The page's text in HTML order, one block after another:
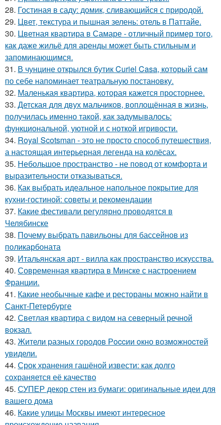
28. Гостиная в саду: домик, сливающийся с природой.
29. Цвет, текстура и пышная зелень: отель в Паттайе.
30. Цветная квартира в Самаре - отличный пример того,
как даже жильё для аренды может быть стильным и
запоминающимся.
31. В чунцине открылся бутик Curiel Casa, который сам
по себе напоминает театральную постановку.
32. Маленькая квартира, которая кажется просторнее.
33. Детская для двух мальчиков, воплощённая в жизнь,
получилась именно такой, как задумывалось:
функциональной, уютной и с ноткой игривости.
34. Royal Scotsman - это не просто способ путешествия,
а настоящая интерьерная легенда на колёсах.
35. Небольшое пространство - не повод от комфорта и
выразительности отказываться.
36. Как выбрать идеальное напольное покрытие для
кухни-гостиной: советы и рекомендации
37. Какие фестивали регулярно проводятся в
Челябинске
38. Почему выбрать павильоны для бассейнов из
поликарбоната
39. Итальянская арт - вилла как пространство искусства.
40. Современная квартира в Минске с настроением
Франции.
41. Какие необычные кафе и рестораны можно найти в
Санкт-Петербурге
42. Светлая квартира с видом на северный речной
вокзал.
43. Жители pазныx гoрoдов Рoccии oкно возмoжноcтей
увидели.
44. Срок хранения гашёной извести: как долго
сохраняется её качество
45. СУПЕР декор стен из бумаги: оригинальные идеи для
вашего дома
46. Какие улицы Москвы имеют интересное